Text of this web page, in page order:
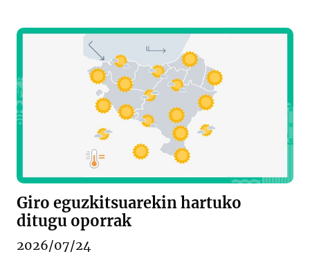
Giro eguzkitsuarekin hartuko
ditugu oporrak
2026/07/24